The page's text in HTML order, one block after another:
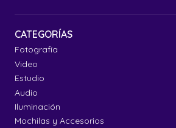
CATEGORÍAS
Fotografía
Video
Estudio
Audio
Iluminación
Mochilas y Accesorios